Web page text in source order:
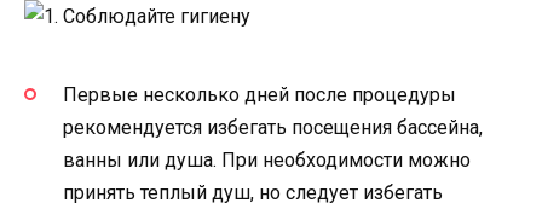
Первые несколько дней после процедуры
рекомендуется избегать посещения бассейна,
ванны или душа. При необходимости можно
принять теплый душ, но следует избегать